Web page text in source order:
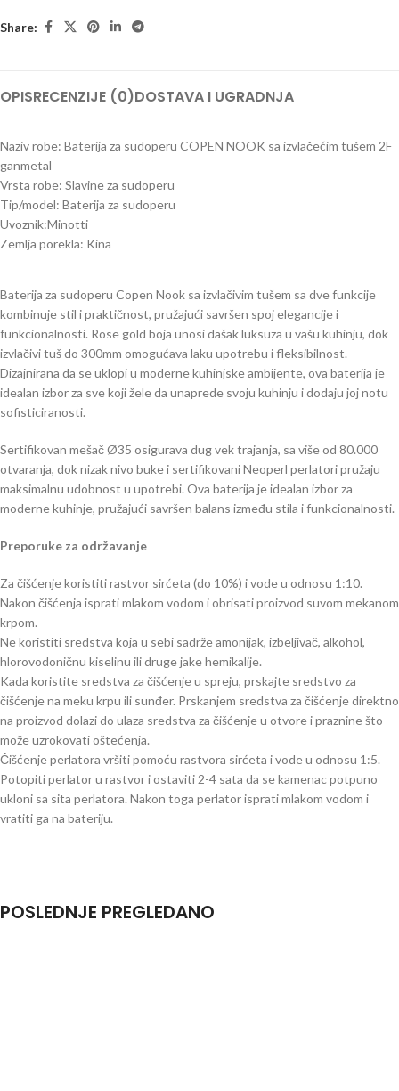
Share:
OPISRECENZIJE (0)DOSTAVA I UGRADNJA
Naziv robe: Baterija za sudoperu COPEN NOOK sa izvlačećim tušem 2F
ganmetal
Vrsta robe: Slavine za sudoperu
Tip/model: Baterija za sudoperu
Uvoznik:Minotti
Zemlja porekla: Kina
Baterija za sudoperu Copen Nook sa izvlačivim tušem sa dve funkcije
kombinuje stil i praktičnost, pružajući savršen spoj elegancije i
funkcionalnosti. Rose gold boja unosi dašak luksuza u vašu kuhinju, dok
izvlačivi tuš do 300mm omogućava laku upotrebu i fleksibilnost.
Dizajnirana da se uklopi u moderne kuhinjske ambijente, ova baterija je
idealan izbor za sve koji žele da unaprede svoju kuhinju i dodaju joj notu
sofisticiranosti.
Sertifikovan mešač Ø35 osigurava dug vek trajanja, sa više od 80.000
otvaranja, dok nizak nivo buke i sertifikovani Neoperl perlatori pružaju
maksimalnu udobnost u upotrebi. Ova baterija je idealan izbor za
moderne kuhinje, pružajući savršen balans između stila i funkcionalnosti.
Preporuke za održavanje
Za čišćenje koristiti rastvor sirćeta (do 10%) i vode u odnosu 1:10.
Nakon čišćenja isprati mlakom vodom i obrisati proizvod suvom mekanom
krpom.
Ne koristiti sredstva koja u sebi sadrže amonijak, izbeljivač, alkohol,
hlorovodoničnu kiselinu ili druge jake hemikalije.
Kada koristite sredstva za čišćenje u spreju, prskajte sredstvo za
čišćenje na meku krpu ili sunđer. Prskanjem sredstva za čišćenje direktno
na proizvod dolazi do ulaza sredstva za čišćenje u otvore i praznine što
može uzrokovati oštećenja.
Čišćenje perlatora vršiti pomoću rastvora sirćeta i vode u odnosu 1:5.
Potopiti perlator u rastvor i ostaviti 2-4 sata da se kamenac potpuno
ukloni sa sita perlatora. Nakon toga perlator isprati mlakom vodom i
vratiti ga na bateriju.
POSLEDNJE PREGLEDANO